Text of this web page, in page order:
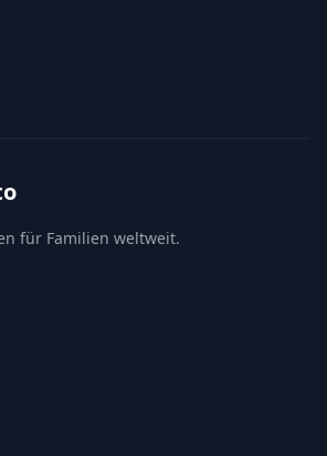
für Familien weltweit.